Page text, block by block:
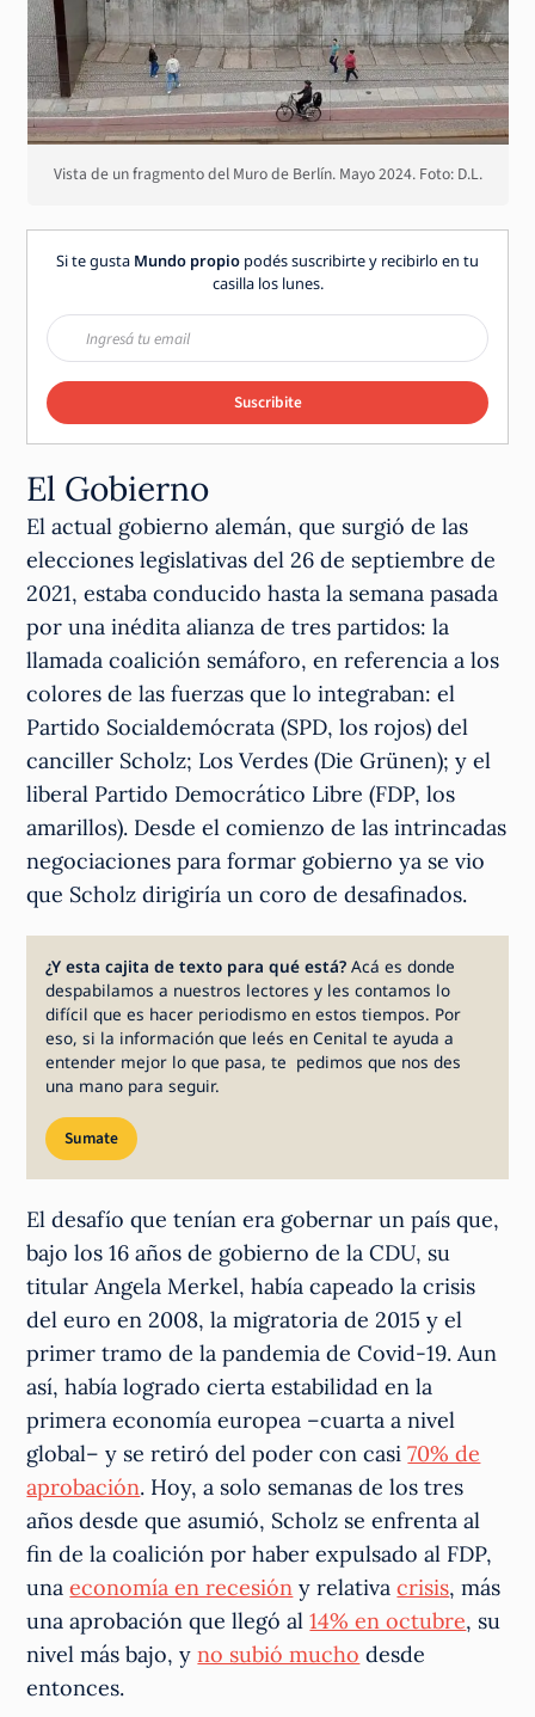
Vista de un fragmento del Muro de Berlín. Mayo 2024. Foto: D.L.
Si te gusta Mundo propio podés suscribirte y recibirlo en tu
casilla los lunes.
Suscribite
El Gobierno
El actual gobierno alemán, que surgió de las
elecciones legislativas del 26 de septiembre de
2021, estaba conducido hasta la semana pasada
por una inédita alianza de tres partidos: la
llamada coalición semáforo, en referencia a los
colores de las fuerzas que lo integraban: el
Partido Socialdemócrata (SPD, los rojos) del
canciller Scholz; Los Verdes (Die Grünen); y el
liberal Partido Democrático Libre (FDP, los
amarillos). Desde el comienzo de las intrincadas
negociaciones para formar gobierno ya se vio
que Scholz dirigiría un coro de desafinados.
¿Y esta cajita de texto para qué está?Acá es donde
despabilamos a nuestros lectores y les contamos lo
difícil que es hacer periodismo en estos tiempos. Por
eso, si la información que leés en Cenital te ayuda a
entender mejor lo que pasa, te pedimos que nos des
una mano para seguir.
Sumate
El desafío que tenían era gobernar un país que,
bajo los 16 años de gobierno de la CDU, su
titular Angela Merkel, había capeado la crisis
del euro en 2008, la migratoria de 2015 y el
primer tramo de la pandemia de Covid-19. Aun
así, había logrado cierta estabilidad en la
primera economía europea –cuarta a nivel
global– y se retiró del poder con casi70% de
aprobación. Hoy, a solo semanas de los tres
años desde que asumió, Scholz se enfrenta al
fin de la coalición por haber expulsado al FDP,
unaeconomía en recesión y relativacrisis, más
una aprobación que llegó al14% en octubre, su
nivel más bajo, yno subió mucho desde
entonces.